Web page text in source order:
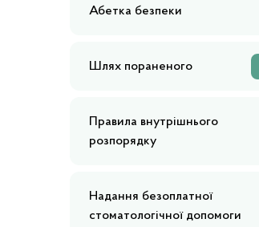
Абетка безпеки
Шлях пораненого
Правила внутрішнього
розпорядку
Надання безоплатної
стоматологічної допомоги